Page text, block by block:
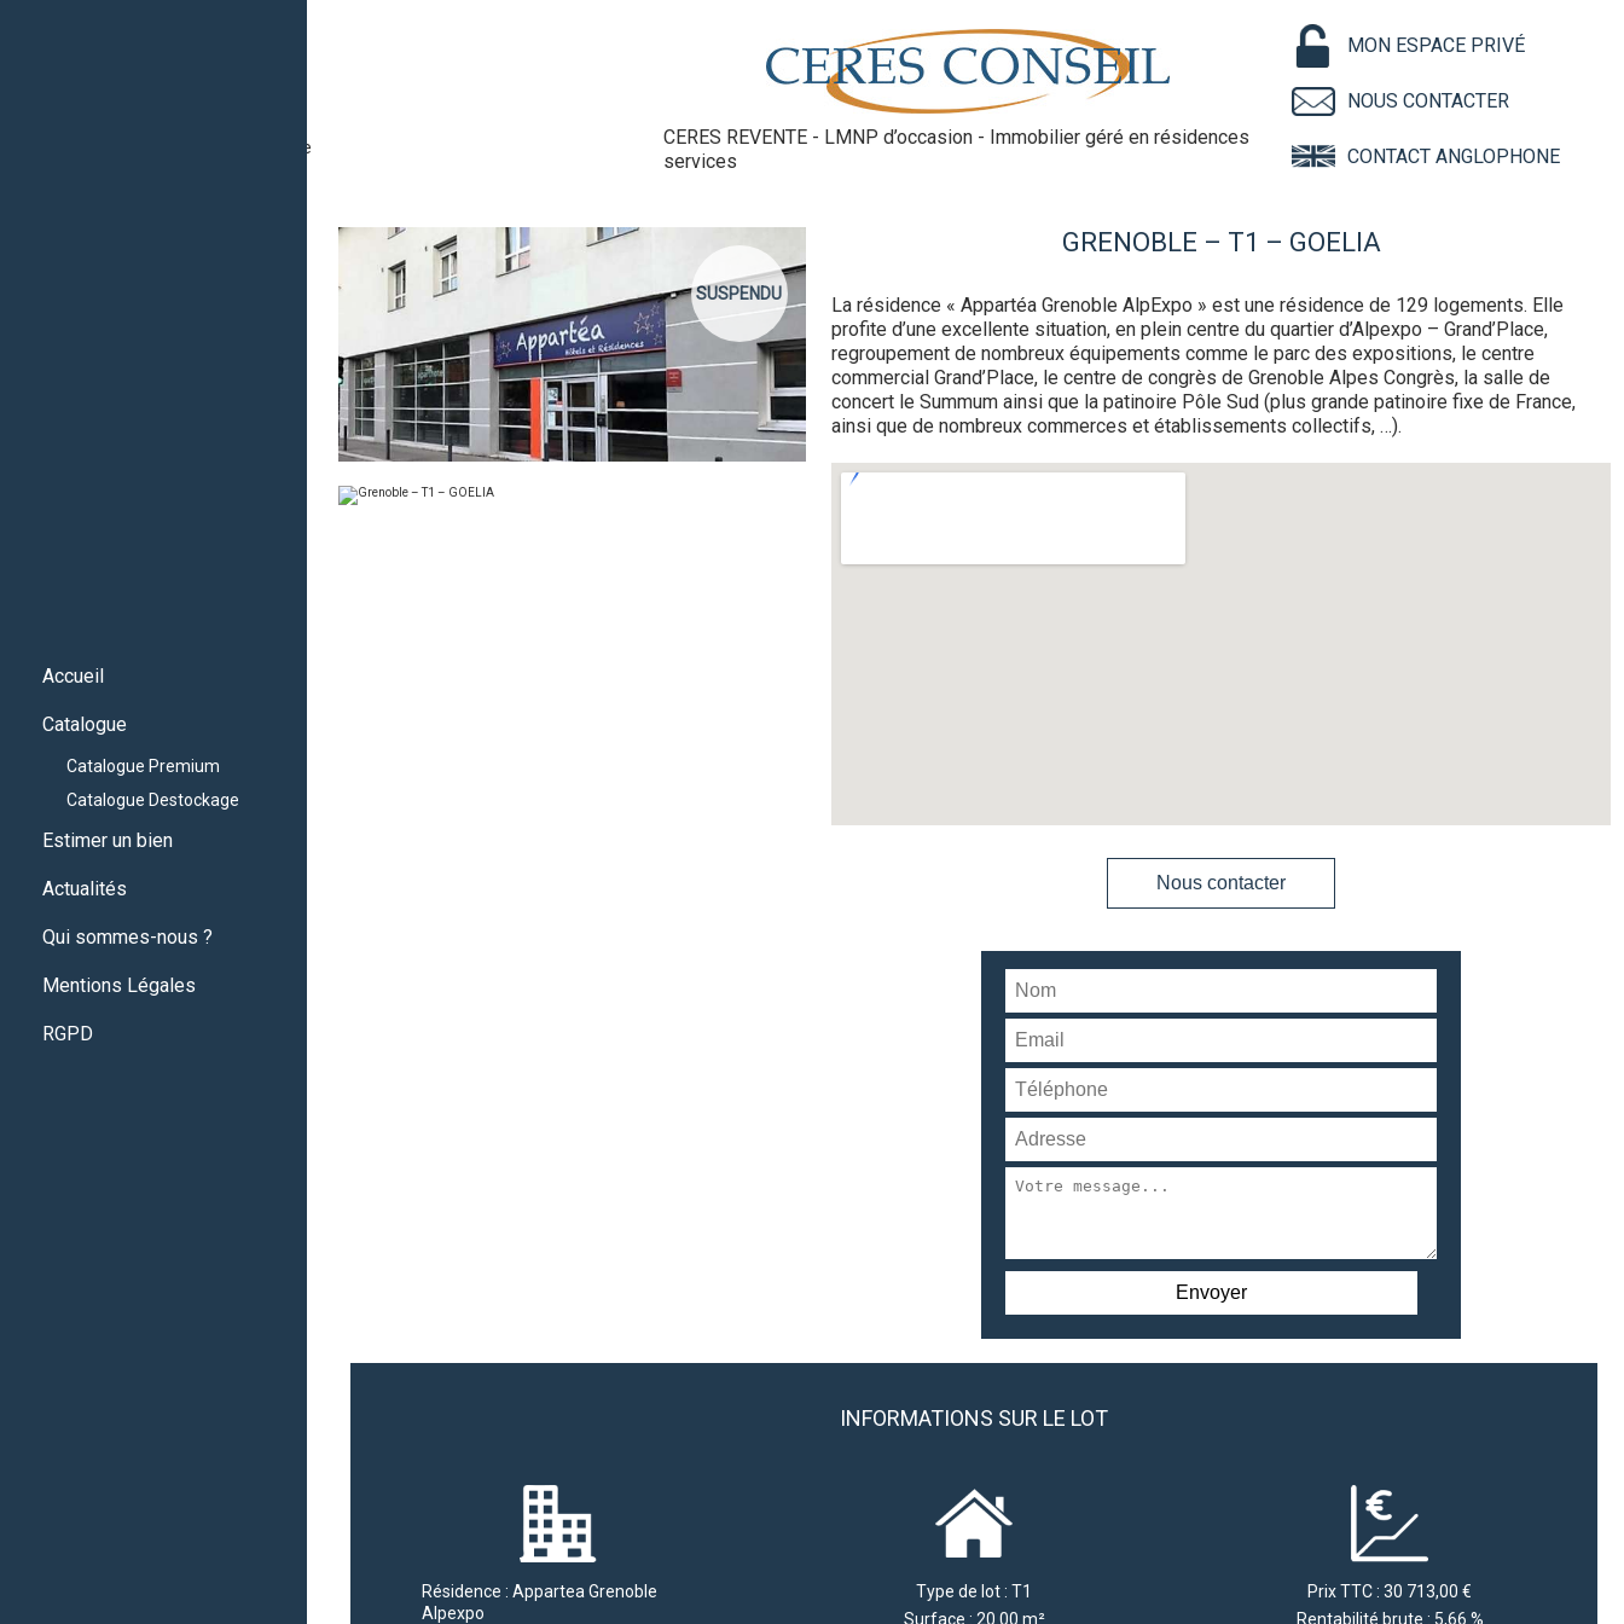
Accueil
Catalogue
Catalogue Premium
Catalogue Destockage
Estimer un bien
Actualités
Qui sommes-nous ?
Mentions Légales
RGPD
Catalogue Destockage
CERES REVENTE - LMNP d’occasion - Immobilier géré en résidences
services
MON ESPACE PRIVÉ
NOUS CONTACTER
CONTACT ANGLOPHONE
SUSPENDU
GRENOBLE – T1 – GOELIA
La résidence « Appartéa Grenoble AlpExpo » est une résidence de 129 logements. Elle
profite d’une excellente situation, en plein centre du quartier d’Alpexpo – Grand’Place,
regroupement de nombreux équipements comme le parc des expositions, le centre
commercial Grand’Place, le centre de congrès de Grenoble Alpes Congrès, la salle de
concert le Summum ainsi que la patinoire Pôle Sud (plus grande patinoire fixe de France,
ainsi que de nombreux commerces et établissements collectifs, …).
Nous contacter
INFORMATIONS SUR LE LOT
Résidence : Appartea Grenoble
Alpexpo
Type de lot : T1
Surface : 20.00 m²
Prix TTC : 30 713,00 €
Rentabilité brute : 5,66 %